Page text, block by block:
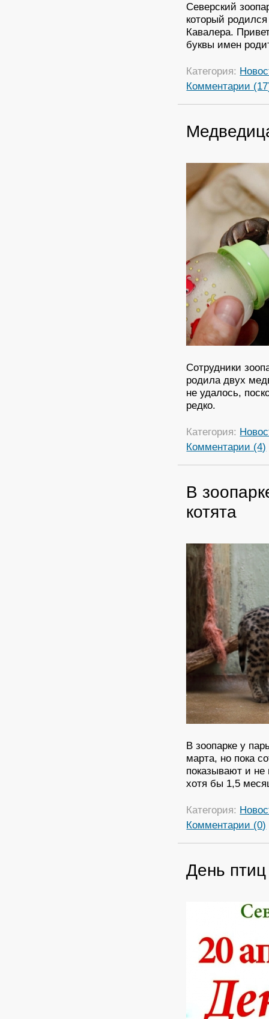
Северский
который
Кавалера.
буквы имен
Категория:
Комментарии
Сотрудники
родила двух
не удалось,
редко.
Категория:
Комментарии (4)
В
котята
В зоопарке у
марта, но пока
показывают и
хотя бы 1,5
Категория:
Комментарии (0)
День птиц